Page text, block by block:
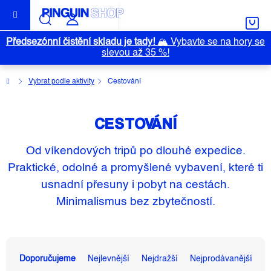
obsah
Předsezónní čistění skladu je tady!🏔️ Vybavte se na hory se
slevou až 35 %!
DomůVybrat podle aktivity Cestování
CESTOVÁNÍ
Od víkendových tripů po dlouhé expedice.
Praktické, odolné a promyšlené vybavení, které ti
usnadní přesuny i pobyt na cestách.
Minimalismus bez zbytečností.
Doporučujeme Nejlevnější Nejdražší Nejprodávanější